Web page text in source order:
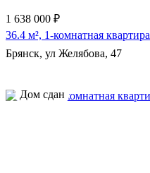
1 638 000 ₽
36.4 м², 1-комнатная квартира
Брянск, ул Желябова, 47
Дом сдан